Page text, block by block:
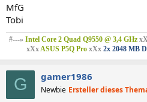
MfG
Tobi
#---» Intel Core 2 Quad Q9550 @ 3,4 GHz
xXx ASUS P5Q Pro xXx 2x 2048 MB
G gamer1986
Newbie Ersteller dieses